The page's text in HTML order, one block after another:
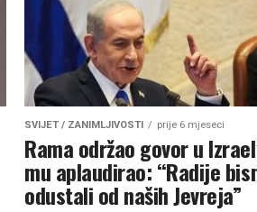
SVIJET / ZANIMLJIVOSTI prije 6 mjeseci
Rama održao govor u
mu aplaudirao: “Radije
odustali od naših Jevreja”